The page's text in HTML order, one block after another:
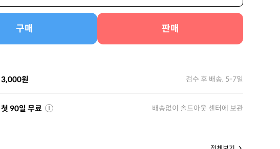
구매 판매
3,000원 검수 후 배송, 5-7일
첫 90일 무료 배송없이 솔드아웃 센터에 보관